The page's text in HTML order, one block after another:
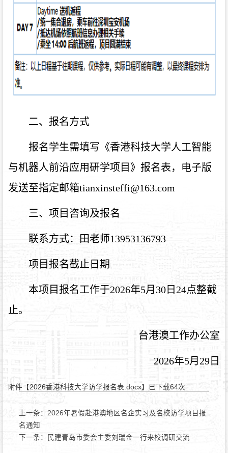
二、报名方式
报名学生需填写《香港科技大学人工智能
与机器人前沿应用研学项目》报名表，电子版
发送至指定邮箱tianxinsteffi@163.com
三、项目咨询及报名
联系方式：田老师13953136793
项目报名截止日期
本项目报名工作于2026年5月30日24点整截
止。
台港澳工作办公室
2026年5月29日
附件【2026香港科技大学访学报名表.docx】已下载64次
上一条： 2026年暑假赴港澳地区名企实习及名校访学项目报
名通知
下一条：
民建青岛市委会主委刘瑞金一行来校调研交流